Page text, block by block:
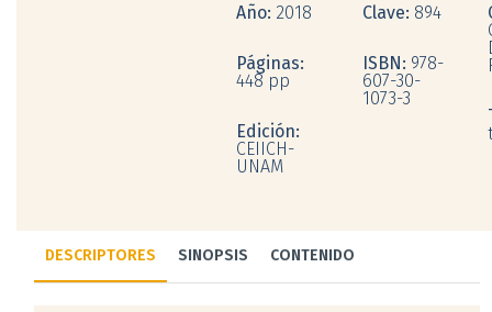
Año: 2018
Páginas:
448 pp
Edición:
CEIICH-
UNAM
Clave: 894
ISBN: 978-
607-30-
1073-3
DESCRIPTORES SINOPSIS CONTENIDO